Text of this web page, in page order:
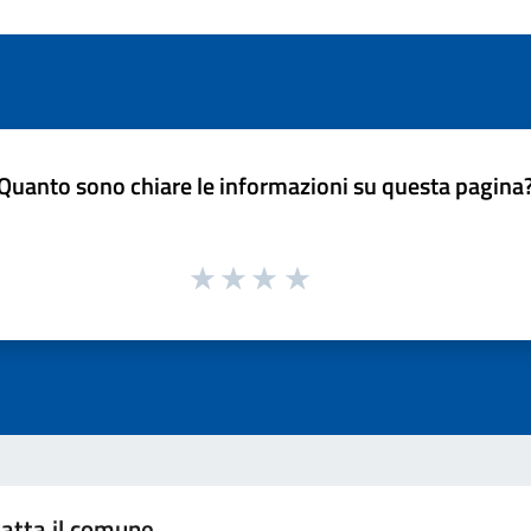
sono chiare le informazioni su questa